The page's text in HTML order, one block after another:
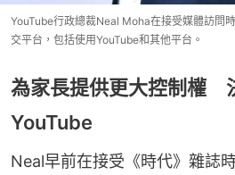
YouTube行政總裁Neal Moha在接受媒體訪問
交平台，包括使用YouTube和其他平台。
為家長提供更大控制權
YouTube
Neal早前在接受《時代》雜誌